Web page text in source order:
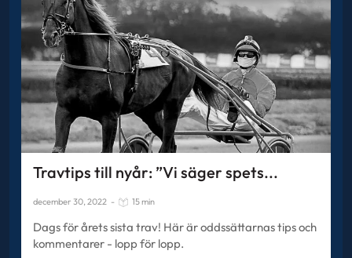
Travtips till nyår: ”Vi säger spets...
december 30, 2022 - 15 min
Dags för årets sista trav! Här är oddssättarnas tips och
kommentarer - lopp för lopp.